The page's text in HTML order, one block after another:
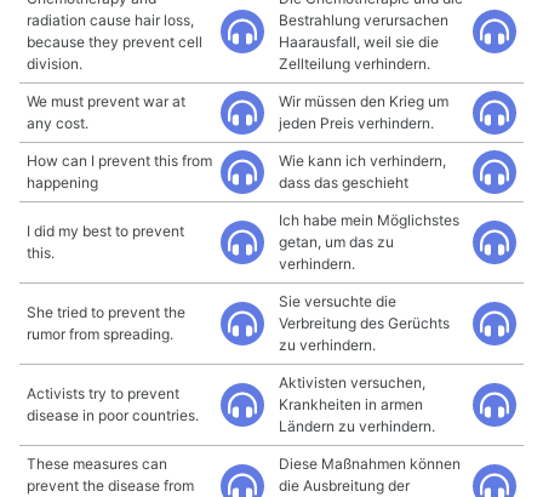
radiation cause hair loss,
because they prevent cell
division.
Bestrahlung verursachen
Haarausfall, weil sie die
Zellteilung verhindern.
We must prevent war at
any cost.
Wir müssen den Krieg um
jeden Preis verhindern.
How can I prevent this from
happening
Wie kann ich verhindern,
dass das geschieht
I did my best to prevent
this.
Ich habe mein Möglichstes
getan, um das zu
verhindern.
She tried to prevent the
rumor from spreading.
Sie versuchte die
Verbreitung des Gerüchts
zu verhindern.
Activists try to prevent
disease in poor countries.
Aktivisten versuchen,
Krankheiten in armen
Ländern zu verhindern.
These measures can
prevent the disease from
Diese Maßnahmen können
die Ausbreitung der